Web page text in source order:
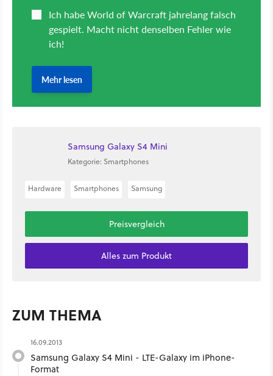
Samsung Galaxy S4 Mini
Kategorie: Smartphones
Hardware Smartphones Samsung
Preisvergleich
Alles zum Produkt
ZUM THEMA
16.09.2013
Samsung Galaxy S4 Mini - LTE-Galaxy im iPhone-
Format